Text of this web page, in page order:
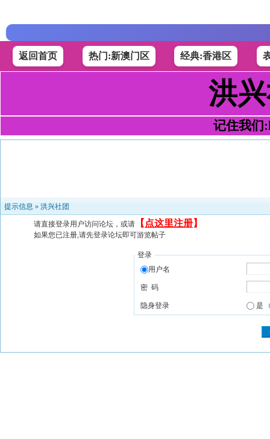
返回首页 热门:新澳门区 经典:香港区
洪
记住我们
提示信息 » 洪兴社团
请直接登录用户访问论坛，或请 【 点这里注册】
如果您已注册,请先登录论坛即可游览帖子
登录
用户名
密 码
隐身登录 是